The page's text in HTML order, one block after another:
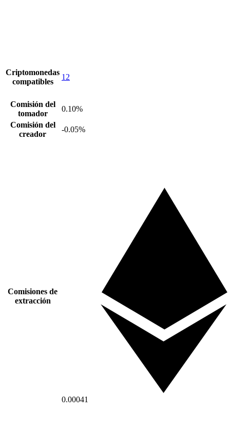
Criptomonedas
compatibles
12
Comisión del
tomador
0.10%
Comisión del
creador
-0.05%
Comisiones de
extracción
0.00041